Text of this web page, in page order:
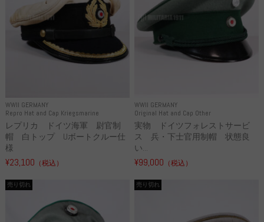
WWII GERMANY
Repro Hat and Cap Kriegsmarine
レプリカ ドイツ海軍 尉官制
帽 白トップ Uボートクルー仕
様
¥23,100 （税込）
WWII GERMANY
Original Hat and Cap Other
実物 ドイツフォレストサービ
ス 兵・下士官用制帽 状態良
い...
¥99,000 （税込）
売り切れ 売り切れ